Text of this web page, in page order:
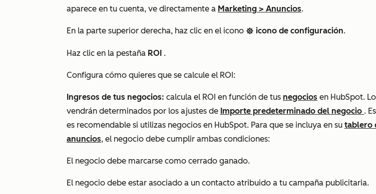
aparece en tu cuenta, ve directamente a Marketing > Anuncios.
En la parte superior derecha, haz clic en el icono settings icono de configuración.
Haz clic en la pestaña ROI .
Configura cómo quieres que se calcule el ROI:
Ingresos de tus negocios: calcula el ROI en función de tus negocios en HubSpot.
vendrán determinados por los ajustes de Importe predeterminado del negocio .
es recomendable si utilizas negocios en HubSpot. Para que se incluya en su tablero
anuncios, el negocio debe cumplir ambas condiciones:
El negocio debe marcarse como cerrado ganado.
El negocio debe estar asociado a un contacto atribuido a tu campaña publicitaria.